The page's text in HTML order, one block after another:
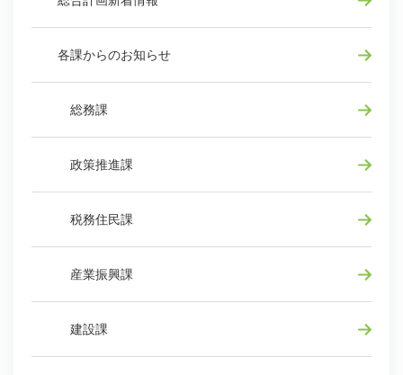
各課からのお知らせ
総務課
政策推進課
税務住民課
産業振興課
建設課